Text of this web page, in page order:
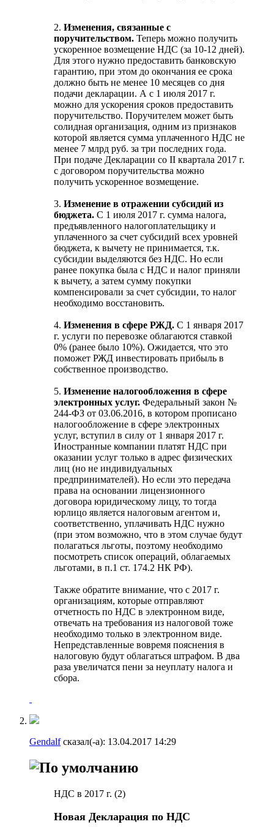
2. Изменения, связанные с
поручительством. Теперь можно получить
ускоренное возмещение НДС (за 10-12 дней).
Для этого нужно предоставить банковскую
гарантию, при этом до окончания ее срока
должно быть не менее 10 месяцев со дня
подачи декларации. А с 1 июля 2017 г.
можно для ускорения сроков предоставить
поручительство. Поручителем может быть
солидная организация, одним из признаков
которой является сумма уплаченного НДС не
менее 7 млрд руб. за три последних года.
При подаче Декларации со II квартала 2017 г.
с договором поручительства можно
получить ускоренное возмещение.
3. Изменение в отражении субсидий из
бюджета. С 1 июля 2017 г. сумма налога,
предъявленного налогоплательщику и
уплаченного за счет субсидий всех уровней
бюджета, к вычету не принимается, т.к.
субсидии выделяются без НДС. Но если
ранее покупка была с НДС и налог приняли
к вычету, а затем сумму покупки
компенсировали за счет субсидии, то налог
необходимо восстановить.
4. Изменения в сфере РЖД. С 1 января 2017
г. услуги по перевозке облагаются ставкой
0% (ранее было 10%). Ожидается, что это
поможет РЖД инвестировать прибыль в
собственное производство.
5. Изменение налогообложения в сфере
электронных услуг. Федеральный закон №
244-ФЗ от 03.06.2016, в котором прописано
налогообложение в сфере электронных
услуг, вступил в силу от 1 января 2017 г.
Иностранные компании платят НДС при
оказании услуг только в адрес физических
лиц (но не индивидуальных
предпринимателей). Но если это передача
права на основании лицензионного
договора юридическому лицу, то тогда
юрлицо является налоговым агентом и,
соответственно, уплачивать НДС нужно
(при этом возможно, что в этом случае будут
полагаться льготы, поэтому необходимо
посмотреть список операций, облагаемых
льготами, в п.1 ст. 174.2 НК РФ).
Также обратите внимание, что с 2017 г.
организациям, которые отправляют
отчетность по НДС в электронном виде,
отвечать на требования из налоговой тоже
необходимо только в электронном виде.
Непредставленные вовремя пояснения в
налоговую будут облагаться штрафом. В два
раза увеличатся пени за неуплату налога и
сбора.
Gendalfсказал(-а): 13.04.2017 14:29
НДС в 2017 г. (2)
Новая Декларация по НДС